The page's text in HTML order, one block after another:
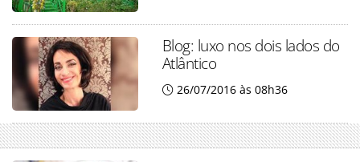
Blog: luxo nos dois lados do
Atlântico
26/07/2016 às 08h36